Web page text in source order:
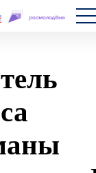
Павел